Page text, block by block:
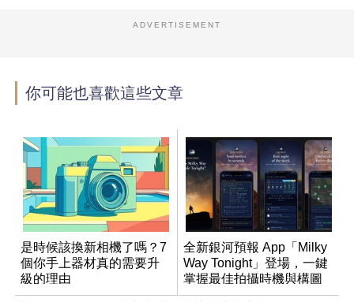
ADVERTISEMENT
你可能也喜歡這些文章
是時候該換新相機了嗎？7
個你手上器材真的需要升
級的理由
全新銀河預報 App「Milky
Way Tonight」登場，一鍵
掌握最佳拍攝時機與構圖